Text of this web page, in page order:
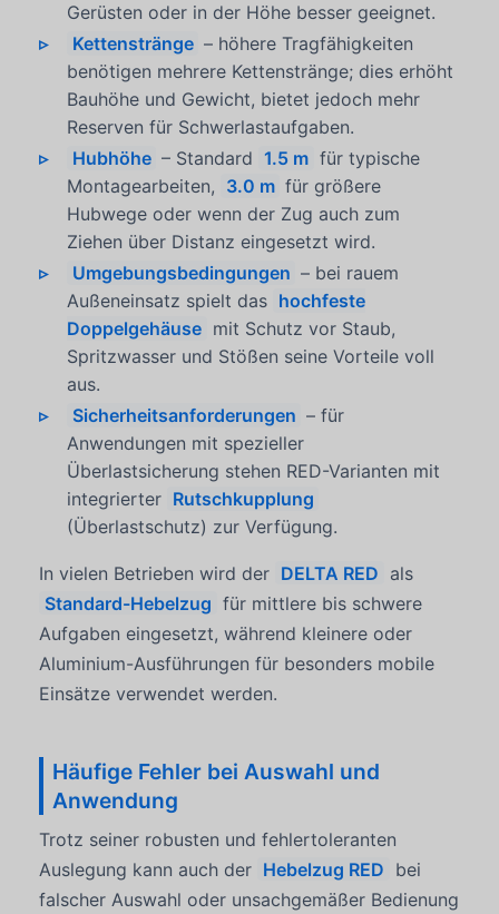
Gerüsten oder in der Höhe besser geeignet.
Kettenstränge – höhere Tragfähigkeiten
benötigen mehrere Kettenstränge; dies erhöht
Bauhöhe und Gewicht, bietet jedoch mehr
Reserven für Schwerlastaufgaben.
Hubhöhe – Standard 1.5 m für typische
Montagearbeiten, 3.0 m für größere
Hubwege oder wenn der Zug auch zum
Ziehen über Distanz eingesetzt wird.
Umgebungsbedingungen – bei rauem
Außeneinsatz spielt das hochfeste
Doppelgehäuse mit Schutz vor Staub,
Spritzwasser und Stößen seine Vorteile voll
aus.
Sicherheitsanforderungen – für
Anwendungen mit spezieller
Überlastsicherung stehen RED-Varianten mit
integrierter Rutschkupplung
(Überlastschutz) zur Verfügung.
In vielen Betrieben wird der DELTA RED als
Standard-Hebelzug für mittlere bis schwere
Aufgaben eingesetzt, während kleinere oder
Aluminium-Ausführungen für besonders mobile
Einsätze verwendet werden.
Häufige Fehler bei Auswahl und
Anwendung
Trotz seiner robusten und fehlertoleranten
Auslegung kann auch der Hebelzug RED bei
falscher Auswahl oder unsachgemäßer Bedienung